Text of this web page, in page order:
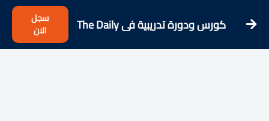
كورس ودورة تدريبية فى The Daily
Programmer
سجل
الان